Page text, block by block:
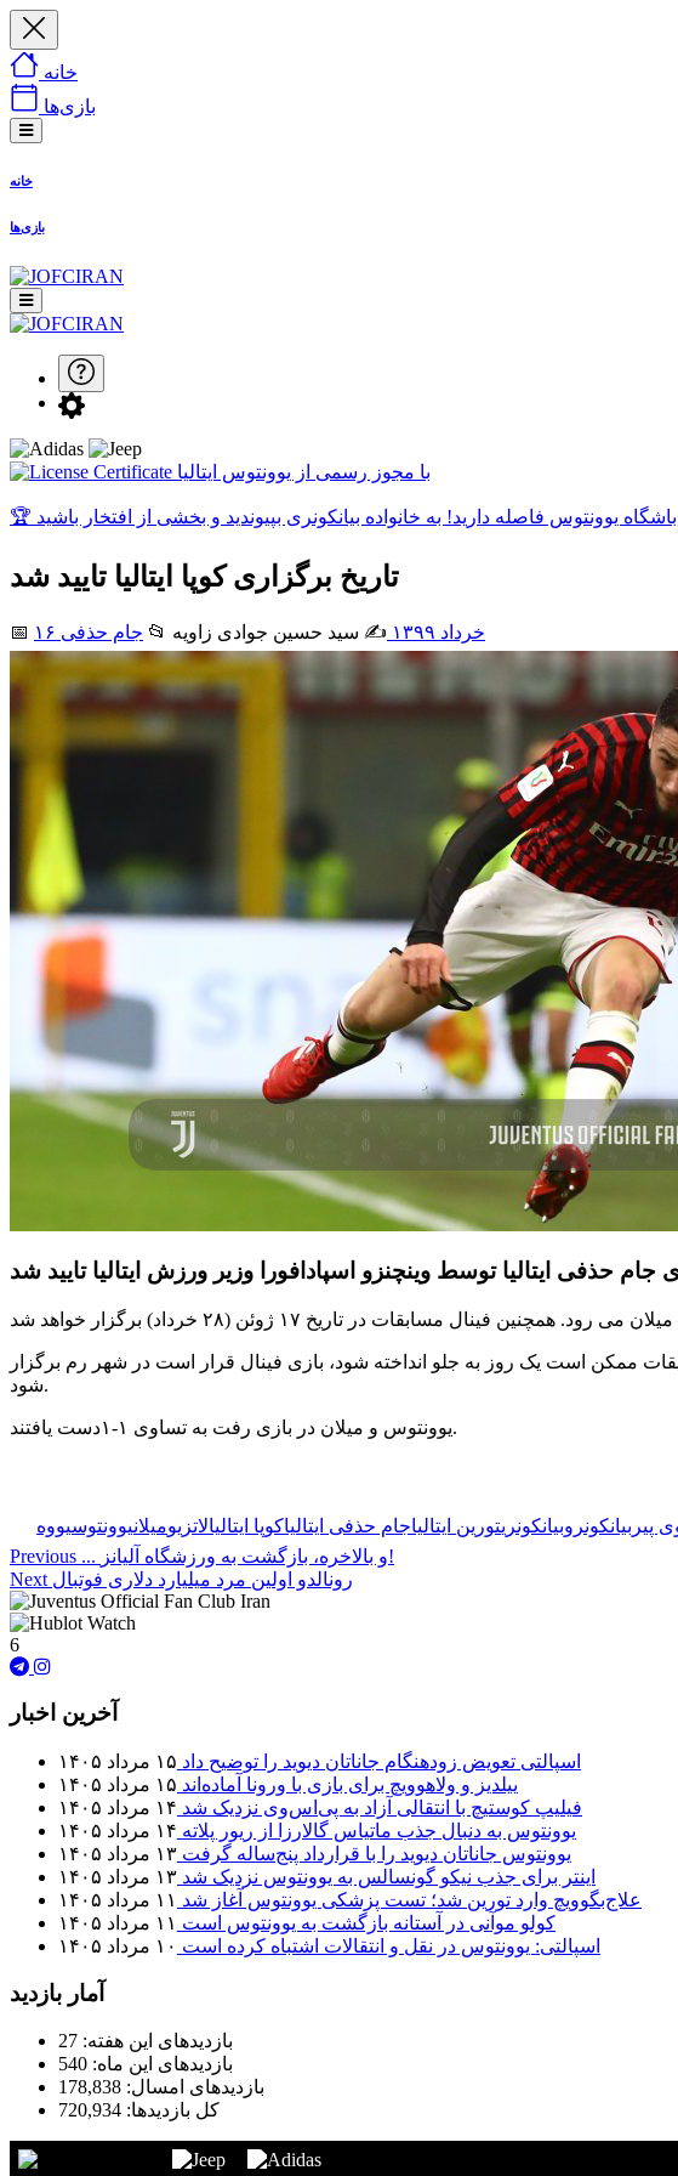
خانه
بازی‌ها
خانه
بازی‌ها
با مجوز رسمی از یوونتوس ایتالیا
تاریخ برگزاری کوپا ایتالیا تایید شد
📅 ۱۶ خرداد ۱۳۹۹ ✍️ سید حسین جوادی زاويه 📂 جام حذفی
ممکن است یک روز به جلو انداخته شود، بازی فینال قرار است در شهر رم برگزار
شود.
یوونتوس و میلان در بازی رفت به تساوی ۱-۱دست یافتند.
پیر بیانکونروبیانکونریتورین ایتالیاجام حذفی ایتالیاکوپا ایتالیالاتزیومیلانیوونتوسیووه
Previous
... و بالاخره، بازگشت به ورزشگاه آلیانز!
Next رونالدو اولین مرد میلیارد دلاری فوتبال
6
آخرین اخبار
اسپالتی تعویض زودهنگام جاناتان دیوید را توضیح داد ۱۵ مرداد ۱۴۰۵
ییلدیز و ولاهوویچ برای بازی با ورونا آماده‌اند ۱۵ مرداد ۱۴۰۵
فیلیپ کوستیچ با انتقالی آزاد به پی‌اس‌وی نزدیک شد ۱۴ مرداد ۱۴۰۵
یوونتوس به دنبال جذب ماتیاس گالارزا از ریور پلاته ۱۴ مرداد ۱۴۰۵
یوونتوس جاناتان دیوید را با قرارداد پنج‌ساله گرفت ۱۳ مرداد ۱۴۰۵
اینتر برای جذب نیکو گونسالس به یوونتوس نزدیک شد ۱۳ مرداد ۱۴۰۵
علاج‌بگوویچ وارد تورین شد؛ تست پزشکی یوونتوس آغاز شد ۱۱ مرداد ۱۴۰۵
کولو موآنی در آستانه بازگشت به یوونتوس است ۱۱ مرداد ۱۴۰۵
اسپالتی: یوونتوس در نقل و انتقالات اشتباه کرده است ۱۰ مرداد ۱۴۰۵
آمار بازدید
بازدیدهای این هفته: 27
بازدیدهای این ماه: 540
بازدیدهای امسال: 178,838
کل بازدیدها: 720,934